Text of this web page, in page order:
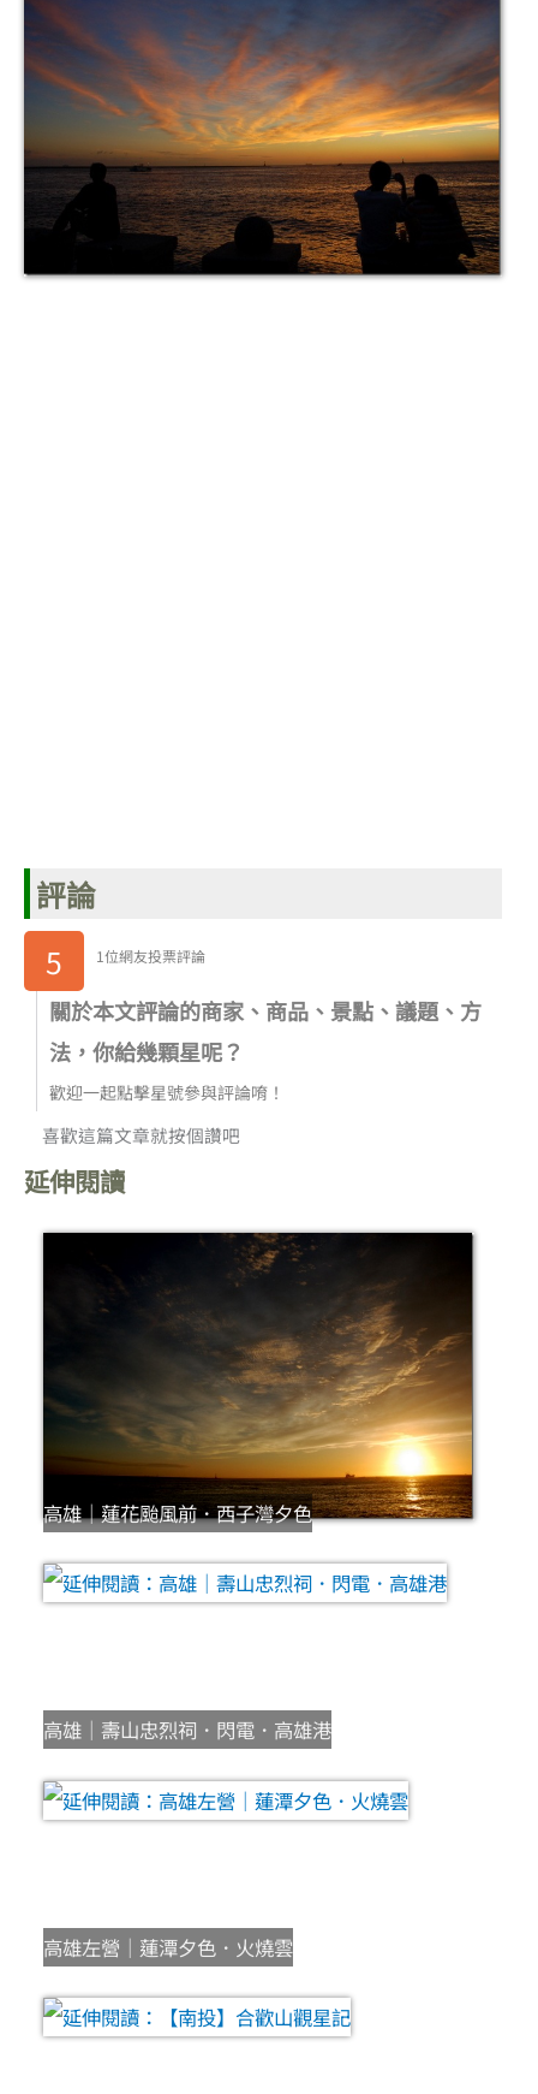
評論
5
1位網友投票評論
關於本文評論的商家、商品、景點、議題、方
法，你給幾顆星呢？
歡迎一起點擊星號參與評論唷！
喜歡這篇文章就按個讚吧
延伸閱讀
高雄｜蓮花颱風前．西子灣夕色
高雄｜壽山忠烈祠．閃電．高雄港
高雄左營｜蓮潭夕色．火燒雲